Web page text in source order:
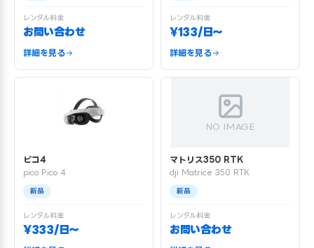
レンタル料金
お問い合わせ
詳細を見る
レンタル料金
¥133/日〜
詳細を見る
ピコ4
pico Pico 4
新品
レンタル料金
¥333/日〜
NO IMAGE
マトリス350 RTK
dji Matrice 350 RTK
新品
レンタル料金
お問い合わせ